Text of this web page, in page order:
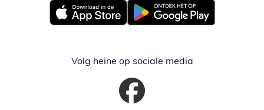
Opent in nieuw vensterOpent in nieuw venster
Volg heine op sociale media
Opent in nieuw venster